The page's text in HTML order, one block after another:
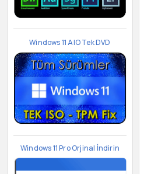
Windows 11 AIO Tek DVD
Windows 11 Pro Orjinal İndirin